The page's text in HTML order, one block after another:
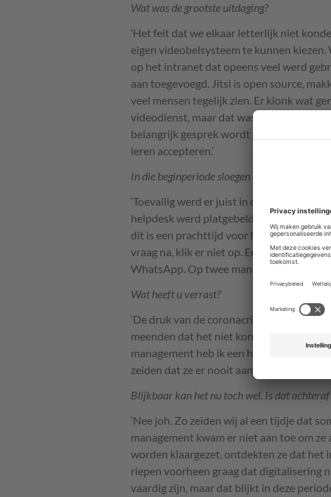
Wat was de grootste uitdaging?
‘Het feit dat we elkaar letterlijk niet
eigen videobelsysteem te kunnen
op het intranet dat opeens veel werd
aan toegevoegd. Jitsi is open source,
veel mensen tegelijk zien. Er klonk wat
videodienst, maar dat was na een paar
belangrijk gesprek wordt gedonderd
leren accepteren.’
In die beginperiode sloegen scammers en
‘Toevallig werd er juist in deze periode
helpdesk werd platgebeld. Vanaf het
dit is een prachttijd voor hackers. Hou
vraag na, klik er niet op. Een aantal
WhatsApp. Op twee manieren zijn ze
Wat heeft u verrast?
‘De druk van de coronacrisis heeft
meenden dat het niet kon, dat het
management heb ik een heleboel
zeiden dat ze er nooit aan zouden
Blijkbaar kan het nu toch wel. Is dat
‘Nee joh. Zo zeiden wij al een tijdje dat
management kwam er niet aan toe om
worden klaargezet, ontdekten ze dat het
riepen voorheen graag dat digitalisering
vaardig zijn, maar dat blijkt in deze